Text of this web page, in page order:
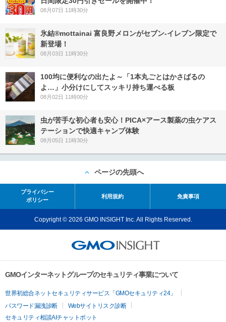
08月07日 11時30分
氷結®mottainai 富良野メロンがセブン‐イレブン限定で
新登場！
08月03日 11時30分
100均に便利なの出たよ～「1本丸ごとはかさばるの
よ…」小分けにしてスッキリ持ち運べる板
08月02日 11時00分
虫が苦手な初心者も安心！PICA×アース製薬の虫ケアス
テーションで快適キャンプ体験
08月05日 11時30分
ページの先頭へ
プライバシー
ポリシー
利用規約 免責事項
Copyright © 2026 GMO INSIGHT Inc. All Rights Reserved.
GMOインターネットグループのセキュリティ事業について
世界初総合ネットセキュリティサービス「GMOセキュリティ24」
パスワード漏洩診断
Webサイトリスク診断
セキュリティ相談AIチャットボット